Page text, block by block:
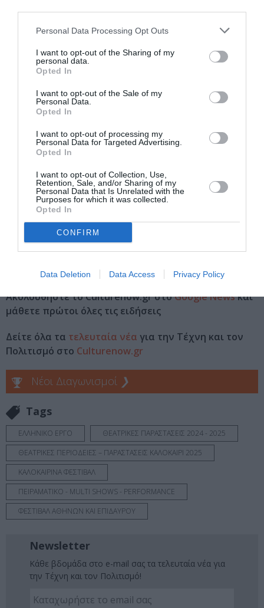
Personal Data Processing Opt Outs
I want to opt-out of the Sharing of my
personal data.
Opted In
I want to opt-out of the Sale of my
Personal Data.
Opted In
I want to opt-out of processing my
Personal Data for Targeted Advertising.
Opted In
I want to opt-out of Collection, Use,
Retention, Sale, and/or Sharing of my
Personal Data that Is Unrelated with the
Purposes for which it was collected.
Opted In
CONFIRM
Data Deletion Data Access Privacy Policy
Ημερομηνία:
Από: 21/07/2025
Τοποθεσία:
Θέατρο Τέχνης Καρόλου Κουν - Φρυνίχου, Φρυνίχου
14, Πλάκα
Θέατρο Τέχνης Καρόλου Κουν – Φρυνίχου
Eισιτήρια:
Πληροφορίες / Κρατήσεις:
Ακολουθήστε το Culturenow.gr στοGoogle Newsκαι
μάθετε πρώτοι όλες τις ειδήσεις
Δείτε όλα τα τελευταία νέα για την Τέχνη και τον
Πολιτισμό στο Culturenow.gr
Νέοι Διαγωνισμοί ❯
Tags
ΕΛΛΗΝΙΚΟ ΕΡΓΟ
ΘΕΑΤΡΙΚΕΣ ΠΑΡΑΣΤΑΣΕΙΣ 2024 - 2025
ΘΕΑΤΡΙΚΕΣ ΠΕΡΙΟΔΕΙΕΣ – ΠΑΡΑΣΤΑΣΕΙΣ ΚΑΛΟΚΑΙΡΙ 2025
ΚΑΛΟΚΑΙΡΙΝΑ ΦΕΣΤΙΒΑΛ
ΠΕΙΡΑΜΑΤΙΚΟ - MULTI SHOWS - PERFORMANCE
ΦΕΣΤΙΒΑΛ ΑΘΗΝΩΝ ΚΑΙ ΕΠΙΔΑΥΡΟΥ
Newsletter
Κάθε βδομάδα στο e-mail σας τα τελευταία νέα για
την Τέχνη και τον Πολιτισμό!